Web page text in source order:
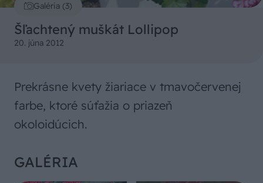
Galéria (3)
Šľachtený muškát Lollipop
20. júna 2012
Prekrásne kvety žiariace v tmavočervenej
farbe, ktoré súťažia o priazeň
okoloidúcich.
GALÉRIA